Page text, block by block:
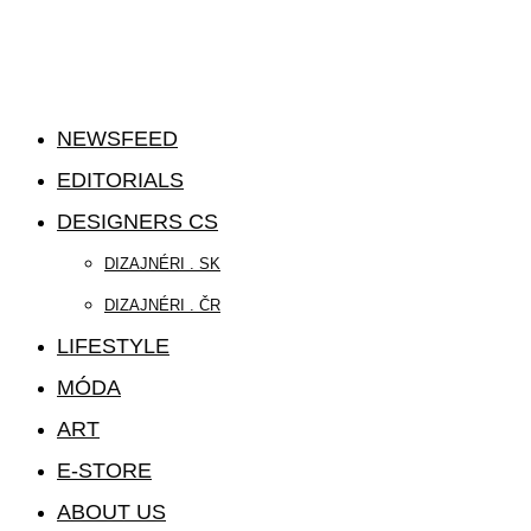
NEWSFEED
EDITORIALS
DESIGNERS CS
DIZAJNÉRI . SK
DIZAJNÉRI . ČR
LIFESTYLE
MÓDA
ART
E-STORE
ABOUT US